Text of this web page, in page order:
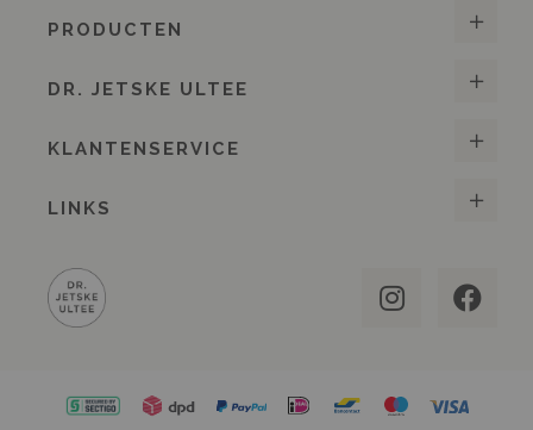
PRODUCTEN
DR. JETSKE ULTEE
KLANTENSERVICE
LINKS